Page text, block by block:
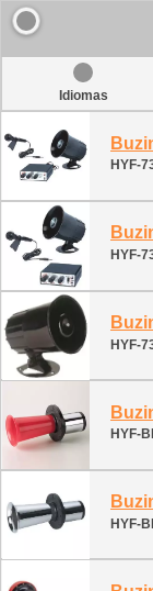
Idiomas
HYF-
HYF-
HYF-
HYF-
HYF-